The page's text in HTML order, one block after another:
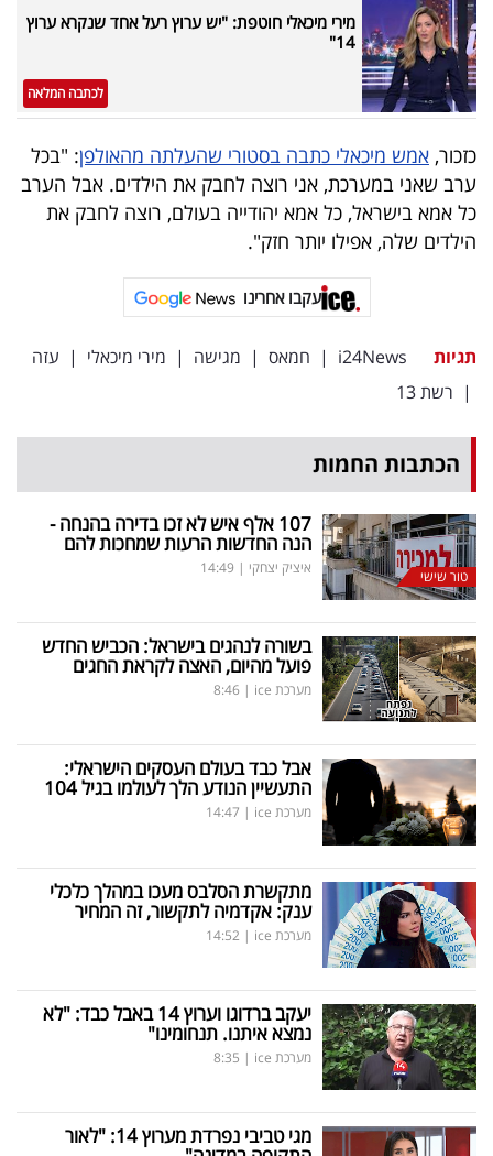
מירי מיכאלי חוטפת: "יש ערוץ רעל אחד שנקרא ערוץ
14"
לכתבה המלאה
כזכור, אמש מיכאלי כתבה בסטורי שהעלתה מהאולפן: "בכל
ערב שאני במערכת, אני רוצה לחבק את הילדים. אבל הערב
כל אמא בישראל, כל אמא יהודייה בעולם, רוצה לחבק את
הילדים שלה, אפילו יותר חזק".
עקבו אחרינו
תגיות i24News
| חמאס | מגישה | מירי מיכאלי | עזה
| רשת 13
הכתבות החמות
טור שישי
107 אלף איש לא זכו בדירה בהנחה -
הנה החדשות הרעות שמחכות להם
איציק יצחקי |
14:49
בשורה לנהגים בישראל: הכביש החדש
פועל מהיום, האצה לקראת החגים
מערכת ice |
8:46
אבל כבד בעולם העסקים הישראלי:
התעשיין הנודע הלך לעולמו בגיל 104
מערכת ice |
14:47
מתקשרת הסלבס מעכו במהלך כלכלי
ענק: אקדמיה לתקשור, זה המחיר
מערכת ice |
14:52
יעקב ברדוגו וערוץ 14 באבל כבד: "לא
נמצא איתנו. תנחומינו"
מערכת ice |
8:35
מגי טביבי נפרדת מערוץ 14: "לאור